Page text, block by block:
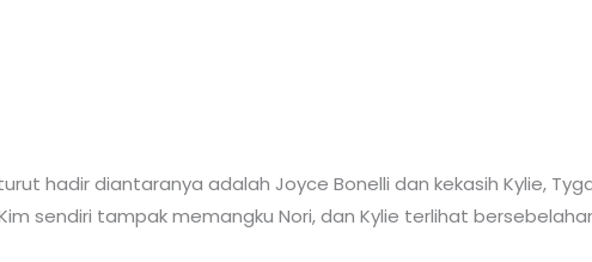
hadir diantaranya adalah Joyce Bonelli dan kekasih Kylie,
sendiri tampak memangku Nori, dan Kylie terlihat